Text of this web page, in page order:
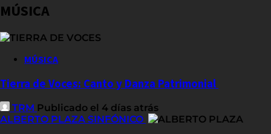
MÚSICA
MÚSICA
Tierra de Voces: Canto y Danza Patrimonial
TRM Publicado el 4 días atrás
ALBERTO PLAZA SINFÓNICO